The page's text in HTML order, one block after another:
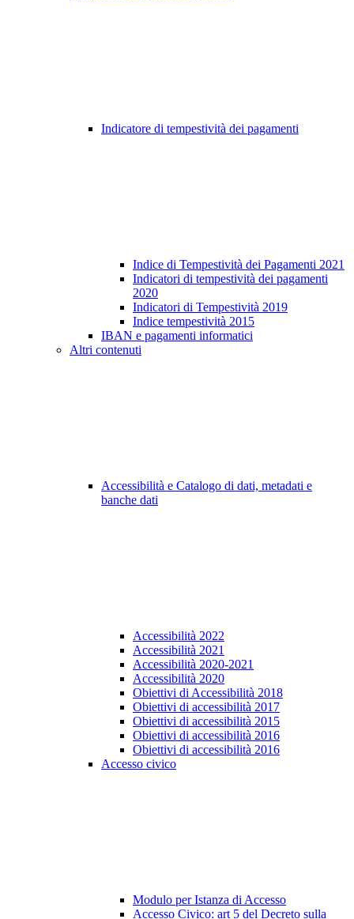
Indicatore di tempestività dei pagamenti
Indice di Tempestività dei Pagamenti 2021
Indicatori di tempestività dei pagamenti
2020
Indicatori di Tempestività 2019
Indice tempestività 2015
IBAN e pagamenti informatici
Altri contenuti
Accessibilità e Catalogo di dati, metadati e
banche dati
Accessibilità 2022
Accessibilità 2021
Accessibilità 2020-2021
Accessibilità 2020
Obiettivi di Accessibilità 2018
Obiettivi di accessibilità 2017
Obiettivi di accessibilità 2015
Obiettivi di accessibilità 2016
Obiettivi di accessibilità 2016
Accesso civico
Modulo per Istanza di Accesso
Accesso Civico: art 5 del Decreto sulla